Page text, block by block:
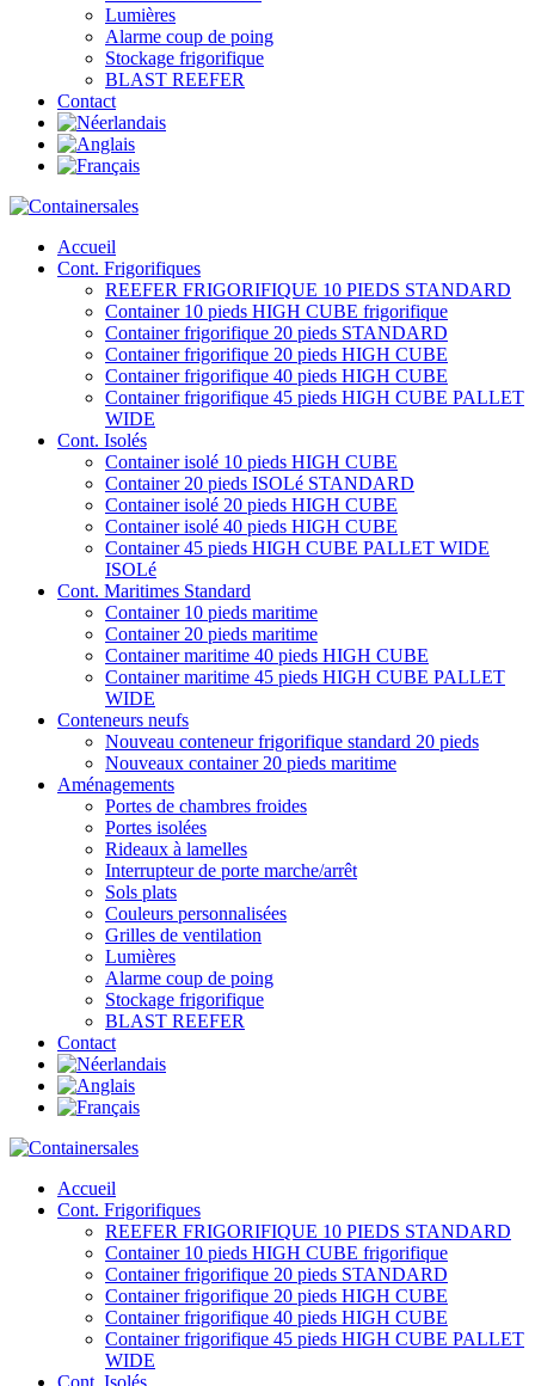
Lumières
Alarme coup de poing
Stockage frigorifique
BLAST REEFER
Contact
Accueil
Cont. Frigorifiques
REEFER FRIGORIFIQUE 10 PIEDS STANDARD
Container 10 pieds HIGH CUBE frigorifique
Container frigorifique 20 pieds STANDARD
Container frigorifique 20 pieds HIGH CUBE
Container frigorifique 40 pieds HIGH CUBE
Container frigorifique 45 pieds HIGH CUBE PALLET
WIDE
Cont. Isolés
Container isolé 10 pieds HIGH CUBE
Container 20 pieds ISOLé STANDARD
Container isolé 20 pieds HIGH CUBE
Container isolé 40 pieds HIGH CUBE
Container 45 pieds HIGH CUBE PALLET WIDE
ISOLé
Cont. Maritimes Standard
Container 10 pieds maritime
Container 20 pieds maritime
Container maritime 40 pieds HIGH CUBE
Container maritime 45 pieds HIGH CUBE PALLET
WIDE
Conteneurs neufs
Nouveau conteneur frigorifique standard 20 pieds
Nouveaux container 20 pieds maritime
Aménagements
Portes de chambres froides
Portes isolées
Rideaux à lamelles
Interrupteur de porte marche/arrêt
Sols plats
Couleurs personnalisées
Grilles de ventilation
Lumières
Alarme coup de poing
Stockage frigorifique
BLAST REEFER
Contact
Accueil
Cont. Frigorifiques
REEFER FRIGORIFIQUE 10 PIEDS STANDARD
Container 10 pieds HIGH CUBE frigorifique
Container frigorifique 20 pieds STANDARD
Container frigorifique 20 pieds HIGH CUBE
Container frigorifique 40 pieds HIGH CUBE
Container frigorifique 45 pieds HIGH CUBE PALLET
WIDE
Cont. Isolés